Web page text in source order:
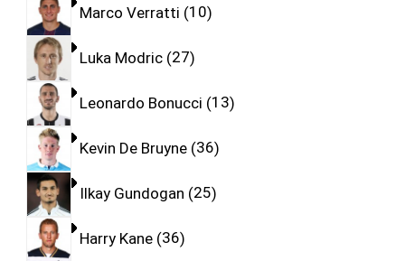
Marco Verratti 10
Luka Modric 27
Leonardo Bonucci 13
Kevin De Bruyne 36
Ilkay Gundogan 25
Harry Kane 36